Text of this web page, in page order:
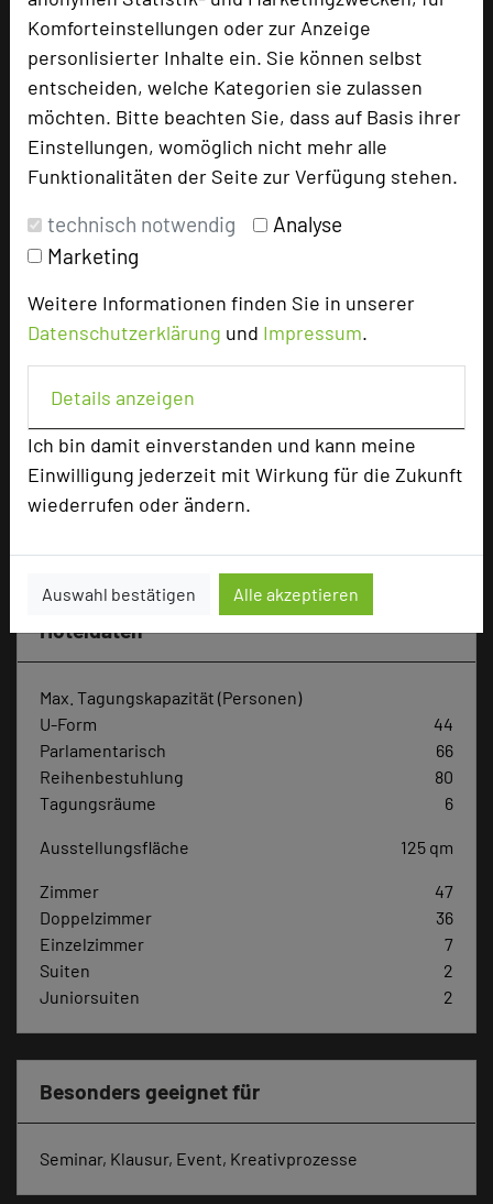
Komforteinstellungen oder zur Anzeige
personlisierter Inhalte ein. Sie können selbst
entscheiden, welche Kategorien sie zulassen
möchten. Bitte beachten Sie, dass auf Basis ihrer
Einstellungen, womöglich nicht mehr alle
Funktionalitäten der Seite zur Verfügung stehen.
technisch notwendig
Analyse
Marketing
Weitere Informationen finden Sie in unserer
Datenschutzerklärung und Impressum.
Details anzeigen
Ich bin damit einverstanden und kann meine
Einwilligung jederzeit mit Wirkung für die Zukunft
wiederrufen oder ändern.
Auswahl bestätigen Alle akzeptieren
74867 Neunkirchen
phone +49 6262 92290
mail Email
language Homepage
zur Tagungsanfrage hinzufügen
Bewertung
Tagungsteilnehmer
Hotel bewerten
Hoteldaten
Max. Tagungskapazität (Personen)
U-Form
44
Parlamentarisch
66
Reihenbestuhlung
80
Tagungsräume
6
Ausstellungsfläche 125 qm
Zimmer
47
Doppelzimmer
36
Einzelzimmer
7
Suiten
2
Juniorsuiten
2
Besonders geeignet für
Seminar, Klausur, Event, Kreativprozesse